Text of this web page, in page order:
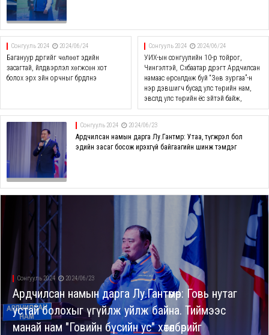
Сонгууль 2024 2024/06/24
Багануур дүүргийг чөлөөт эдийн
засагтай, үйлдвэрлэл хөгжсөн хот
болох эрх зүйн орчныг бүрдүүлнэ
Сонгууль 2024 2024/06/24
УИХ-ын сонгуулийн 10-р тойрог,
Чингэлтэй, Сүхбаатар дүүрэгт Ардчилсан
намаас өрсөлдөж буй “Зөв зургаа”-н
нэр дэвшигч бусад улс төрийн нам,
эвслүүд улс төрийн ёс зүйтэй байж,
бодлогоор мэтгэлцэхийг уриаллаа
Сонгууль 2024 2024/06/23
Ардчилсан намын дарга Лу.Гантөмөр: Утаа, түгжрэл бол
эдийн засаг босож ирэхгүй байгаагийн шинж тэмдэг
Сонгууль 2024 2024/06/23
Ардчилсан намын дарга Лу.Гантөмөр: Говь нутаг
устай болохыг үгүйлж уйлж байна. Тиймээс
манай нам "Говийн бүсийн ус" хөтөлбөрийг